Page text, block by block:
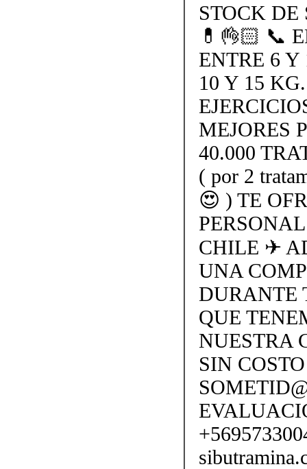
STOCK
💊👌🏻 📞
ENTRE 6 Y
10 Y 15
MEJORES
40.000
( por 2
😍 ) TE
CHILE ✈
UNA
DURANTE
QUE
NUESTRA
SIN